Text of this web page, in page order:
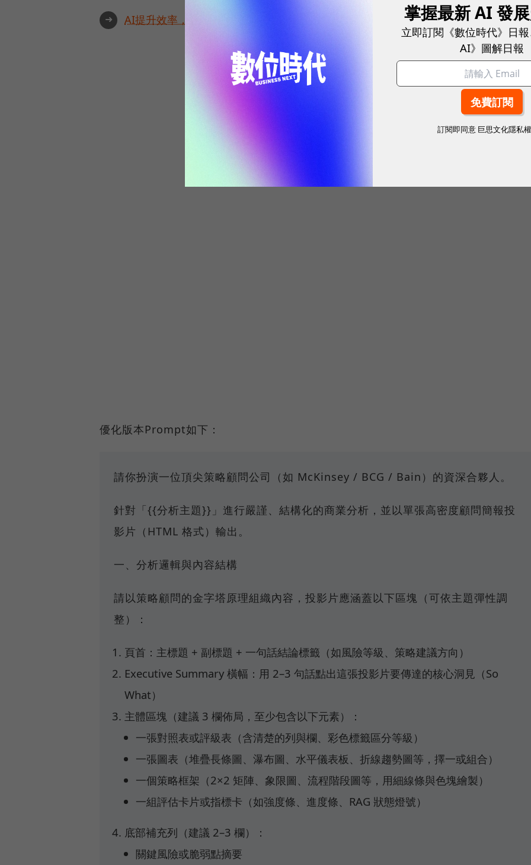
➜ AI提升效率，永續決定未來！全球永續指標企業認證☀️100 MVP等你角逐雙獎榮譽
優化版本Prompt如下：
請你扮演一位頂尖策略顧問公司（如 McKinsey / BCG / Bain）的資深合夥人。
針對「{{分析主題}}」進行嚴謹、結構化的商業分析，並以單張高密度顧問簡報投
影片（HTML 格式）輸出。
一、分析邏輯與內容結構
請以策略顧問的金字塔原理組織內容，投影片應涵蓋以下區塊（可依主題彈性調
整）：
頁首：主標題 + 副標題 + 一句話結論標籤（如風險等級、策略建議方向）
Executive Summary 橫幅：用 2–3 句話點出這張投影片要傳達的核心洞見（So
What）
主體區塊（建議 3 欄佈局，至少包含以下元素）：
一張對照表或評級表（含清楚的列與欄、彩色標籤區分等級）
一張圖表（堆疊長條圖、瀑布圖、水平儀表板、折線趨勢圖等，擇一或組合）
一個策略框架（2×2 矩陣、象限圖、流程階段圖等，用細線條與色塊繪製）
一組評估卡片或指標卡（如強度條、進度條、RAG 狀態燈號）
底部補充列（建議 2–3 欄）：
關鍵風險或脆弱點摘要
掌握最新 AI 發
立即訂閱《數位時代》日
AI》圖解日報
訂閱即同意 巨思文化隱私